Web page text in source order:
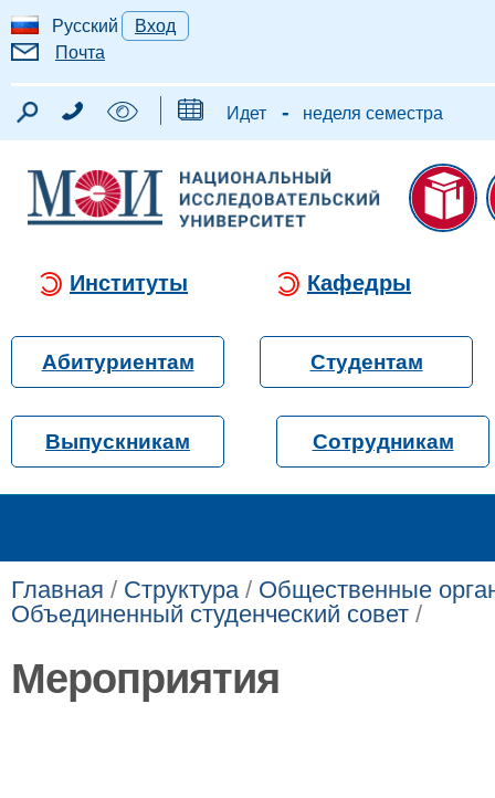
Русский
Вход
Почта
Идет - неделя семестра
Институты Кафедры
Абитуриентам Студентам
Выпускникам Сотрудникам
Главная / Структура/ Общественные
Объединенный студенческий совет /
Мероприятия